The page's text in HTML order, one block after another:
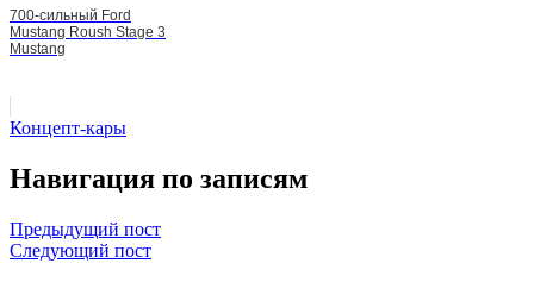
700-сильный Ford
Mustang Roush Stage 3
Mustang
Концепт-кары
Навигация по записям
Предыдущий пост
Следующий пост